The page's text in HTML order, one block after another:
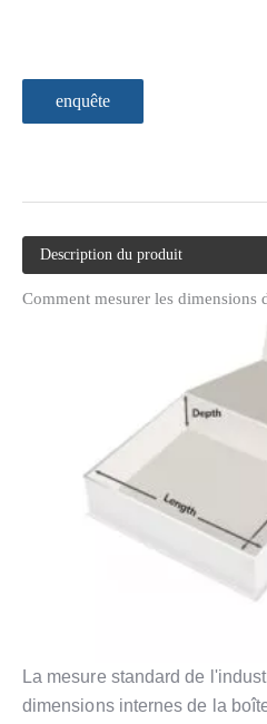
enquête
Description du produit
Comment mesurer les dimensions
La mesure standard de
dimensions internes de la